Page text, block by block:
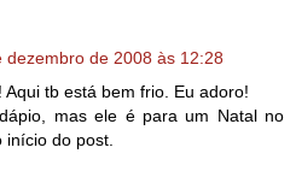
dezembro de 2008 às 12:28
tb está bem frio. Eu adoro!
mas ele é para um Natal no
do post.